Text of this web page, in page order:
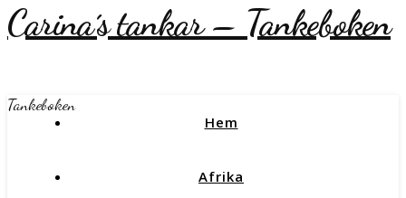
Carina´s tankar – Tankeboken
Tankeboken
Hem
Afrika